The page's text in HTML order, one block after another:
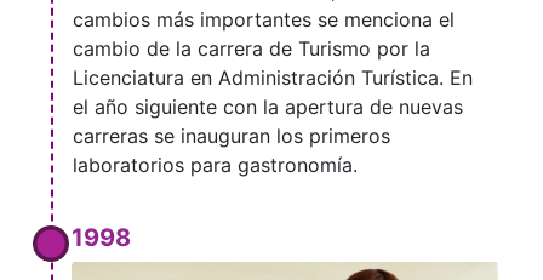
cambios más importantes se menciona el
cambio de la carrera de Turismo por la
Licenciatura en Administración Turística. En
el año siguiente con la apertura de nuevas
carreras se inauguran los primeros
laboratorios para gastronomía.
1998